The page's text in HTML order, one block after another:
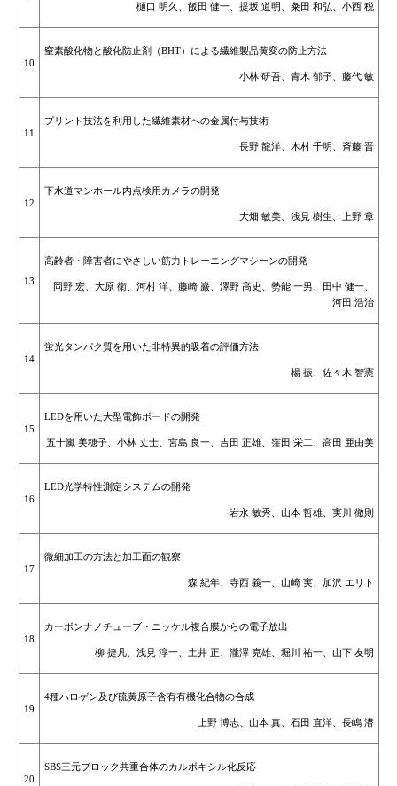
樋口 明久、飯田 健一、提坂 道明、粂田 和弘、小西 税
10
窒素酸化物と酸化防止剤（BHT）による繊維製品黄変の防止方法
小林 研吾、青木 郁子、藤代 敏
11
プリント技法を利用した繊維素材への金属付与技術
長野 龍洋、木村 千明、斉藤 晋
12
下水道マンホール内点検用カメラの開発
大畑 敏美、浅見 樹生、上野 章
13
高齢者・障害者にやさしい筋力トレーニングマシーンの開発
岡野 宏、大原 衛、河村 洋、藤崎 巌、澤野 高史、勢能 一男、田中 健一、
河田 浩治
14
蛍光タンパク質を用いた非特異的吸着の評価方法
楊 振、佐々木 智憲
15
LEDを用いた大型電飾ボードの開発
五十嵐 美穂子、小林 丈士、宮島 良一、吉田 正雄、窪田 栄二、高田 亜由美
16
LED光学特性測定システムの開発
岩永 敏秀、山本 哲雄、実川 徹則
17
微細加工の方法と加工面の観察
森 紀年、寺西 義一、山崎 実、加沢 エリト
18
カーボンナノチューブ・ニッケル複合膜からの電子放出
柳 捷凡、浅見 淳一、土井 正、瀧澤 克雄、堀川 祐一、山下 友明
19
4種ハロゲン及び硫黄原子含有有機化合物の合成
上野 博志、山本 真、石田 直洋、長嶋 潜
20
SBS三元ブロック共重合体のカルボキシル化反応